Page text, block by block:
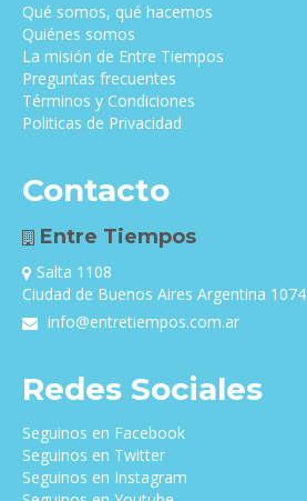
Qué somos, qué hacemos
Quiénes somos
La misión de Entre Tiempos
Preguntas frecuentes
Términos y Condiciones
Politicas de Privacidad
Contacto
Entre Tiempos
Salta 1108
Ciudad de Buenos Aires Argentina 1074
info@entretiempos.com.ar
Redes Sociales
Seguinos en Facebook
Seguinos en Twitter
Seguinos en Instagram